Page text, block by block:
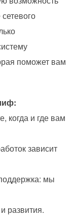
поможет вам
когда и где вам
зависит
мы
развития.